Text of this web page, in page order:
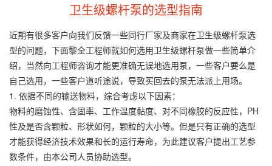
卫生级螺杆泵的选型指南
近期有很多客户向我们反馈一些同行厂家及商家在卫生级螺杆泵选
型的问题，下面黎全工程师就如何选用卫生级螺杆泵做一些简单介
绍，当然向工程师咨询才能更准确无误地选用泵，一些客户要么是
自己选用，一些客户道听途说，导致买回去的泵无法派上用场。
1. 依据不同的输送物料，综合考虑以下因素：
物料的磨蚀性、含固率、工作温度黏度、对不同橡胶的反应性，PH
性及是否含颗粒、形状如何，颗粒的大小等。但是只有正确的选型
才能获得经济技术效果和长的运行寿命，为此建议客户提出工艺参
数条件，由本公司人员协助选型。